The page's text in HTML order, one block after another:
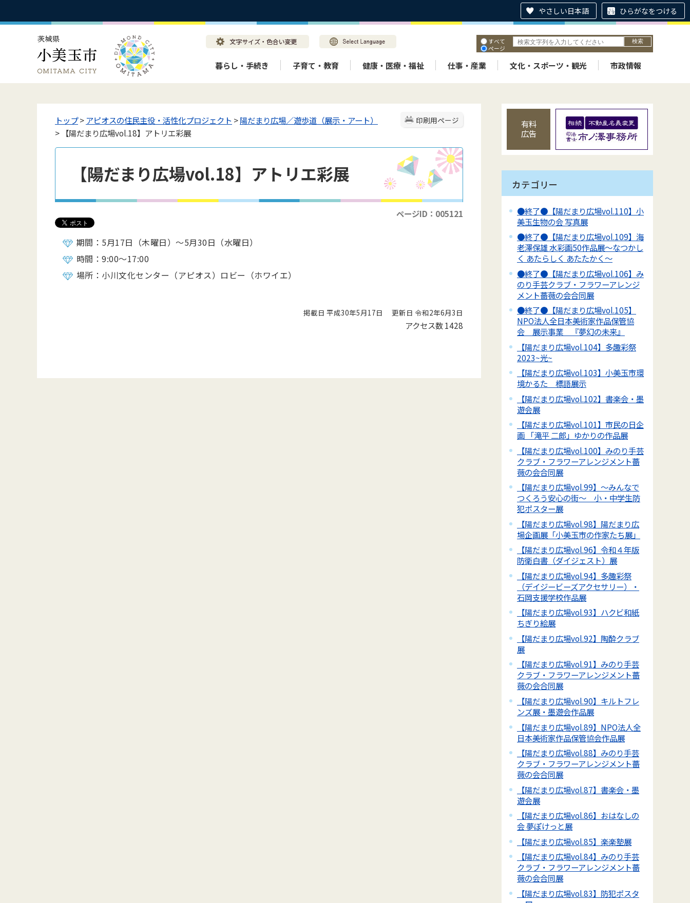
やさしい日本語 ひらがなをつける
すべて
ページ
暮らし・手続き 子育て・教育 健康・医療・福祉 仕事・産業 文化・スポーツ・観光 市政情報
印刷用ページ
トップ> アピオスの住民主役・活性化プロジェクト >陽だまり広場／遊歩道（展示・アート）
> 【陽だまり広場vol.18】アトリエ彩展
【陽だまり広場vol.18】アトリエ彩展
ページID：005121
期間：5月17日（木曜日）～5月30日（水曜日）
時間：9:00～17:00
場所：小川文化センター（アピオス）ロビー（ホワイエ）
掲載日 平成30年5月17日 更新日 令和2年6月3日
アクセス数1428
有料
広告
カテゴリー
●終了●【陽だまり広場vol.110】小
美玉生物の会 写真展
●終了●【陽だまり広場vol.109】海
老澤保雄 水彩画50作品展～なつかし
く あたらしく あたたかく～
●終了●【陽だまり広場vol.106】み
のり手芸クラブ・フラワーアレンジ
メント薔薇の会合同展
●終了●【陽だまり広場vol.105】
NPO法人全日本美術家作品保管協
会 展示事業 『夢幻の未来』
【陽だまり広場vol.104】多趣彩祭
2023~光~
【陽だまり広場vol.103】小美玉市環
境かるた 標語展示
【陽だまり広場vol.102】書楽会・墨
遊会展
【陽だまり広場vol.101】市民の日企
画 「滝平 二郎」ゆかりの作品展
【陽だまり広場vol.100】みのり手芸
クラブ・フラワーアレンジメント薔
薇の会合同展
【陽だまり広場vol.99】～みんなで
つくろう安心の街～ 小・中学生防
犯ポスター展
【陽だまり広場vol.98】陽だまり広
場企画展「小美玉市の作家たち展」
【陽だまり広場vol.96】令和４年版
防衛白書（ダイジェスト）展
【陽だまり広場vol.94】多趣彩祭
（デイジービーズアクセサリー）・
石岡支援学校作品展
【陽だまり広場vol.93】ハクビ和紙
ちぎり絵展
【陽だまり広場vol.92】陶酔クラブ
展
【陽だまり広場vol.91】みのり手芸
クラブ・フラワーアレンジメント薔
薇の会合同展
【陽だまり広場vol.90】キルトフレ
ンズ展・墨遊会作品展
【陽だまり広場vol.89】NPO法人全
日本美術家作品保管協会作品展
【陽だまり広場vol.88】みのり手芸
クラブ・フラワーアレンジメント薔
薇の会合同展
【陽だまり広場vol.87】書楽会・墨
遊会展
【陽だまり広場vol.86】おはなしの
会 夢ぽけっと展
【陽だまり広場vol.85】楽楽塾展
【陽だまり広場vol.84】みのり手芸
クラブ・フラワーアレンジメント薔
薇の会合同展
【陽だまり広場vol.83】防犯ポスタ